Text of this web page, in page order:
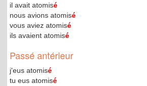
il avait atomisé
nous avions atomisé
vous aviez atomisé
ils avaient atomisé
Passé antérieur
j'eus atomisé
tu eus atomisé